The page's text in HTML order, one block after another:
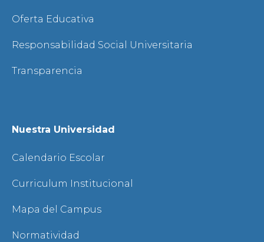
Oferta Educativa
Responsabilidad Social Universitaria
Transparencia
Nuestra Universidad
Calendario Escolar
Curriculum Institucional
Mapa del Campus
Normatividad